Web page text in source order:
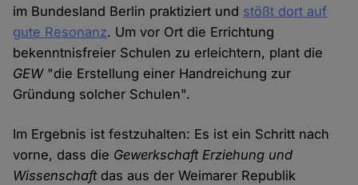
im Bundesland Berlin praktiziert und stößt dort auf
gute Resonanz. Um vor Ort die Errichtung
bekenntnisfreier Schulen zu erleichtern, plant die
GEW"die Erstellung einer Handreichung zur
Gründung solcher Schulen".
Im Ergebnis ist festzuhalten: Es ist ein Schritt nach
vorne, dass die Gewerkschaft Erziehung und
Wissenschaftdas aus der Weimarer Republik